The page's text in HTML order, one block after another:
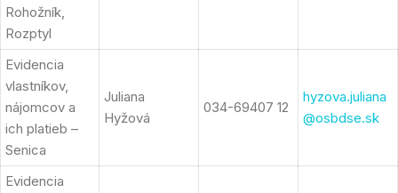
Rohožník,
Rozptyl
Evidencia
vlastníkov,
nájomcov a
ich platieb –
Senica
Juliana
Hyžová
034-69407 12
hyzova.juliana
@osbdse.sk
Evidencia